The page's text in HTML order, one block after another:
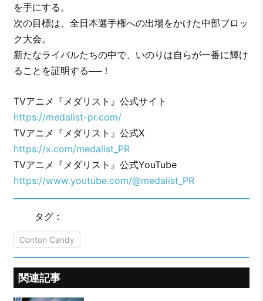
を手にする。
次の目標は、全日本選手権への出場をかけた中部ブロッ
ク大会。
新たなライバルたちの中で、いのりは自らが一番に輝け
ることを証明する──！
TVアニメ『メダリスト』公式サイト
https://medalist-pr.com/
TVアニメ『メダリスト』公式X
https://x.com/medalist_PR
TVアニメ『メダリスト』公式YouTube
https://www.youtube.com/@medalist_PR
タグ：
Conton Candy
関連記事